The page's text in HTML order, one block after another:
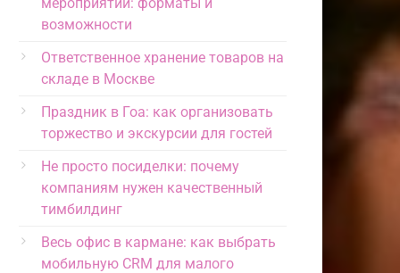
возможности
Ответственное хранение товаров на
складе в Москве
Праздник в Гоа: как организовать
торжество и экскурсии для гостей
Не просто посиделки: почему
компаниям нужен качественный
тимбилдинг
Весь офис в кармане: как выбрать
мобильную CRM для малого